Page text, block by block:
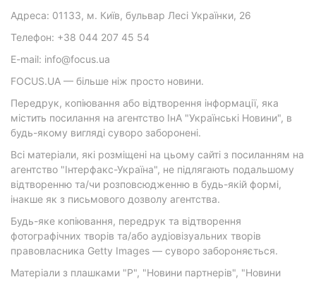
Адреса: 01133, м. Київ, бульвар Лесі Українки, 26
Телефон: +38 044 207 45 54
E-mail: info@focus.ua
FOCUS.UA — більше ніж просто новини.
Передрук, копіювання або відтворення інформації, яка
містить посилання на агентство ІнА "Українські Новини", в
будь-якому вигляді суворо заборонені.
Всі матеріали, які розміщені на цьому сайті з посиланням на
агентство "Інтерфакс-Україна", не підлягають подальшому
відтворенню та/чи розповсюдженню в будь-якій формі,
інакше як з письмового дозволу агентства.
Будь-яке копіювання, передрук та відтворення
фотографічних творів та/або аудіовізуальних творів
правовласника Getty Images — суворо забороняється.
Матеріали з плашками "Р", "Новини партнерів", "Новини